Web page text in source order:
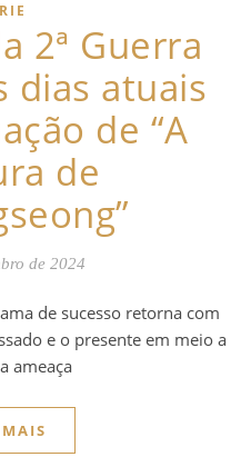
2ª Guerra
dias atuais
de “A
de
de 2024
e o presente em meio a
ameaça